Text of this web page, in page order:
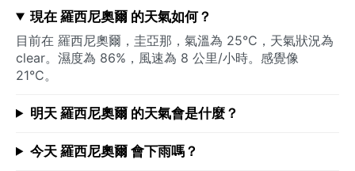
現在 羅西尼奧爾 的天氣如何？
目前在 羅西尼奧爾，圭亞那，氣溫為 25°C，天氣狀況為
clear。濕度為 86%，風速為 8 公里/小時。感覺像
21°C。
明天 羅西尼奧爾 的天氣會是什麼？
今天 羅西尼奧爾 會下雨嗎？